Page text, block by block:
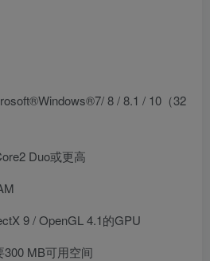
8 / 8.1 / 10（32
Duo或更高
9 / OpenGL 4.1的GPU
MB可用空间